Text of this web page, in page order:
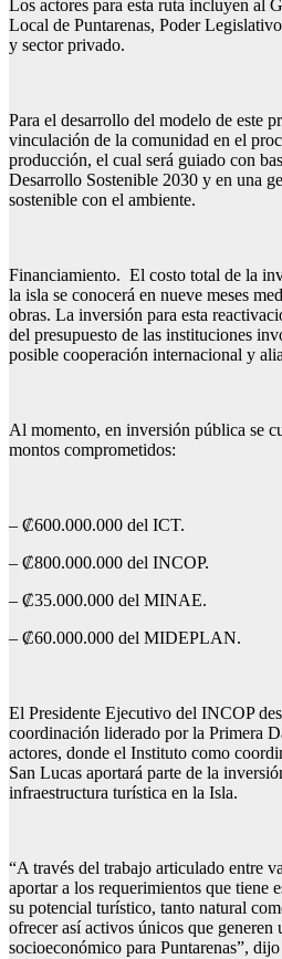
Los actores para esta ruta incluyen al
Local de Puntarenas, Poder
y sector privado.
Para el desarrollo del modelo de este
vinculación de la comunidad en el
producción, el cual será guiado con
Desarrollo Sostenible 2030 y en una
sostenible con el ambiente.
Financiamiento. El costo total de la
la isla se conocerá en nueve meses
obras. La inversión para esta
del presupuesto de las instituciones
posible cooperación internacional y
Al momento, en inversión pública se
montos comprometidos:
– ₡600.000.000 del ICT.
– ₡800.000.000 del INCOP.
– ₡35.000.000 del MINAE.
– ₡60.000.000 del MIDEPLAN.
El Presidente Ejecutivo del INCOP
coordinación liderado por la Primera
actores, donde el Instituto como
San Lucas aportará parte de la
infraestructura turística en la Isla.
“A través del trabajo articulado entre
aportar a los requerimientos que tiene
su potencial turístico, tanto natural
ofrecer así activos únicos que
socioeconómico para Puntarenas”,